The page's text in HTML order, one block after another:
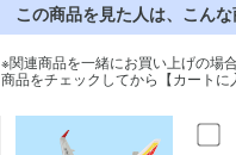
この商品を見た人は、こん
※関連商品を一緒にお買い上げの場合
商品をチェックしてから【カートに